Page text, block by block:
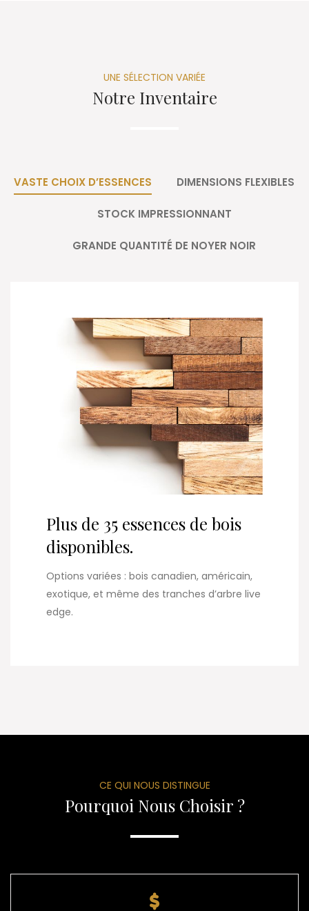
UNE SÉLECTION VARIÉE
Notre Inventaire
VASTE CHOIX D’ESSENCES DIMENSIONS FLEXIBLES
STOCK IMPRESSIONNANT
GRANDE QUANTITÉ DE NOYER NOIR
Plus de 35 essences de bois
disponibles.
Options variées : bois canadien, américain,
exotique, et même des tranches d’arbre live
edge.
CE QUI NOUS DISTINGUE
Pourquoi Nous Choisir ?